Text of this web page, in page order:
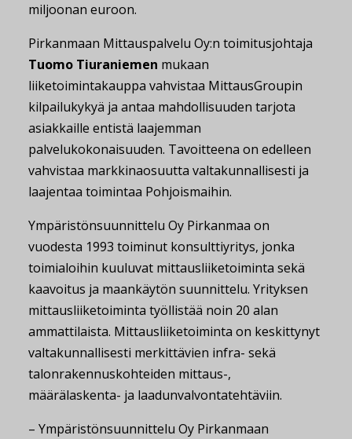
miljoonan euroon.
Pirkanmaan Mittauspalvelu Oy:n toimitusjohtaja
Tuomo Tiuraniemen mukaan
liiketoimintakauppa vahvistaa MittausGroupin
kilpailukykyä ja antaa mahdollisuuden tarjota
asiakkaille entistä laajemman
palvelukokonaisuuden. Tavoitteena on edelleen
vahvistaa markkinaosuutta valtakunnallisesti ja
laajentaa toimintaa Pohjoismaihin.
Ympäristönsuunnittelu Oy Pirkanmaa on
vuodesta 1993 toiminut konsulttiyritys, jonka
toimialoihin kuuluvat mittausliiketoiminta sekä
kaavoitus ja maankäytön suunnittelu. Yrityksen
mittausliiketoiminta työllistää noin 20 alan
ammattilaista. Mittausliiketoiminta on keskittynyt
valtakunnallisesti merkittävien infra- sekä
talonrakennuskohteiden mittaus-,
määrälaskenta- ja laadunvalvontatehtäviin.
– Ympäristönsuunnittelu Oy Pirkanmaan